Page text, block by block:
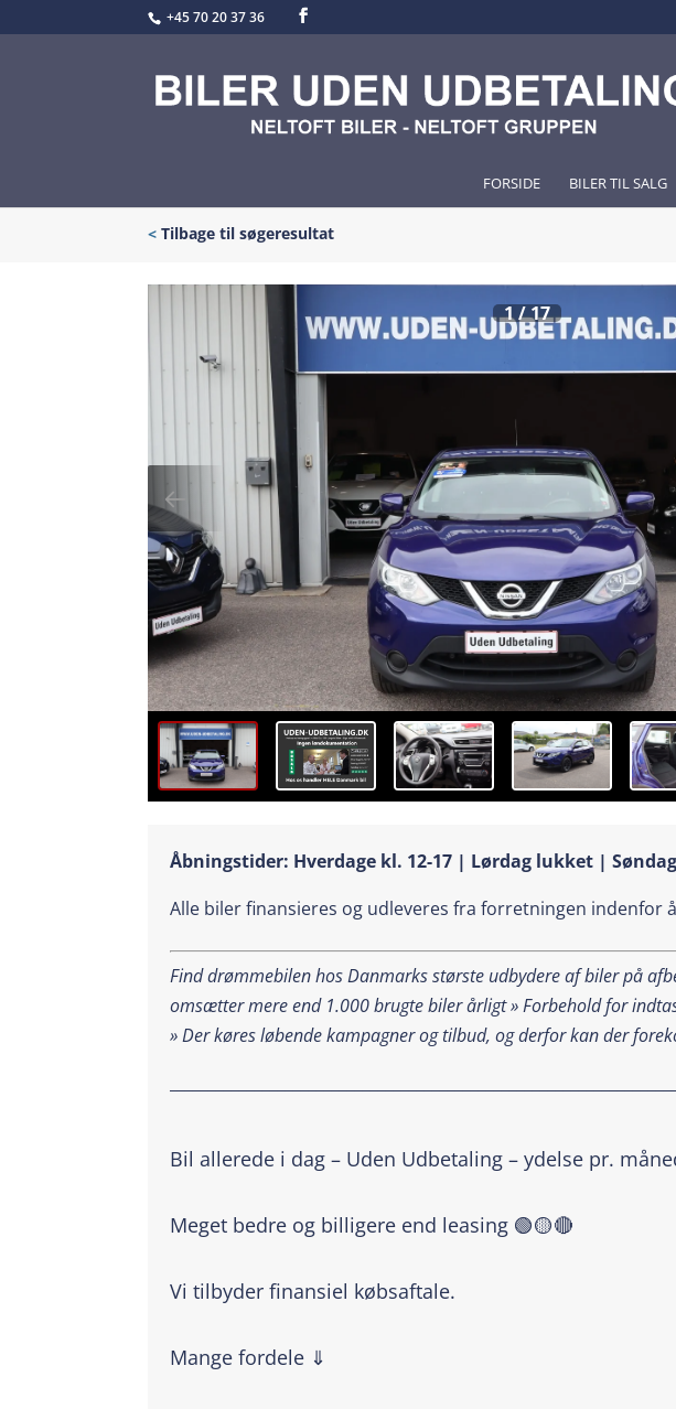
+45 70 20 37 36
FORSIDE BILER TIL SALG
<Tilbage til søgeresultat
1/17
Åbningstider: Hverdage kl. 12-17 | Lørdag lukket |
Alle biler finansieres og udleveres fra forretningen indenfor
Find drømmebilen hos Danmarks største udbydere af biler på
omsætter mere end 1.000 brugte biler årligt » Forbehold for
»Der køres løbende kampagner og tilbud, og derfor kan der
Bil allerede i dag – Uden Udbetaling – ydelse pr.
Meget bedre og billigere end leasing 🟢🟡🔴
Vi tilbyder finansiel købsaftale.
Mange fordele ⇓